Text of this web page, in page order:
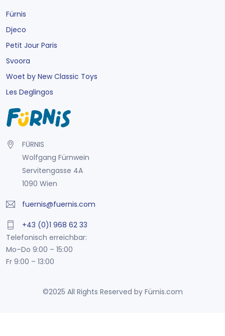
Fürnis
Djeco
Petit Jour Paris
Svoora
Woet by New Classic Toys
Les Deglingos
FÜRNIS
Wolfgang Fürnwein
Servitengasse 4A
1090 Wien
fuernis@fuernis.com
+43 (0)1 968 62 33
Telefonisch erreichbar:
Mo–Do 9:00 – 15:00
Fr 9:00 – 13:00
©2025 All Rights Reserved by Fürnis.com